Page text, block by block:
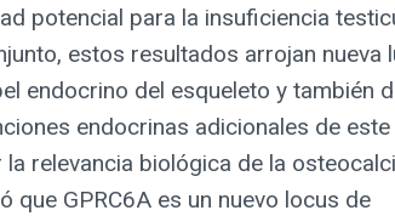
potencial para la insuficiencia
estos resultados arrojan nueva
endocrino del esqueleto y también
endocrinas adicionales de este
relevancia biológica de la
que GPRC6A es un nuevo locus de